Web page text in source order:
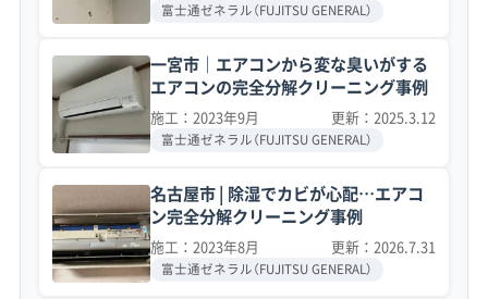
富士通ゼネラル（FUJITSU GENERAL）
一宮市｜エアコンから変な臭いがする
エアコンの完全分解クリーニング事例
施工：2023年9月 更新：2025.3.12
富士通ゼネラル（FUJITSU GENERAL）
名古屋市 | 除湿でカビが心配…エアコ
ン完全分解クリーニング事例
施工：2023年8月 更新：2026.7.31
富士通ゼネラル（FUJITSU GENERAL）